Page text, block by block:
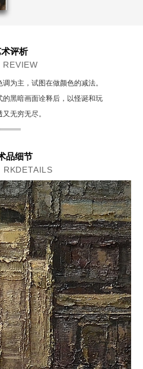
评析
REVIEW
为主，试图在做颜色的减法。
黑暗画面诠释后，以怪诞和玩
无穷无尽。
品细节
RKDETAILS